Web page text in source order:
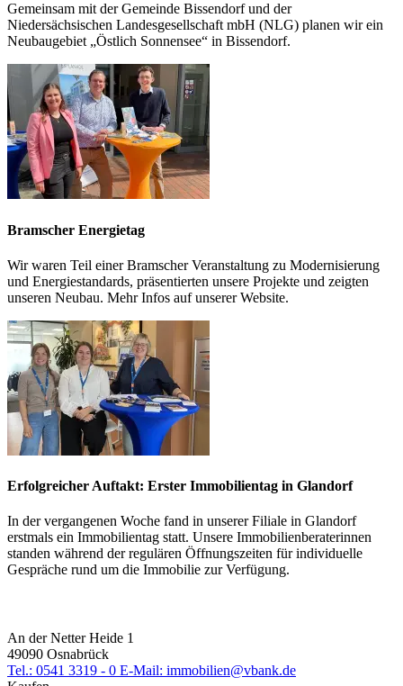
Gemeinsam mit der Gemeinde Bissendorf und der
Niedersächsischen Landesgesellschaft mbH (NLG) planen wir ein
Neubaugebiet „Östlich Sonnensee“ in Bissendorf.
Bramscher Energietag
Wir waren Teil einer Bramscher Veranstaltung zu Modernisierung
und Energiestandards, präsentierten unsere Projekte und zeigten
unseren Neubau. Mehr Infos auf unserer Website.
Erfolgreicher Auftakt: Erster Immobilientag in Glandorf
In der vergangenen Woche fand in unserer Filiale in Glandorf
erstmals ein Immobilientag statt. Unsere Immobilienberaterinnen
standen während der regulären Öffnungszeiten für individuelle
Gespräche rund um die Immobilie zur Verfügung.
An der Netter Heide 1
49090 Osnabrück
Tel.: 0541 3319 - 0 E-Mail: immobilien@vbank.de